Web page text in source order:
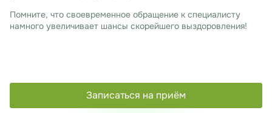
Помните, что своевременное обращение к специалисту
намного увеличивает шансы скорейшего выздоровления!
Записаться на приём